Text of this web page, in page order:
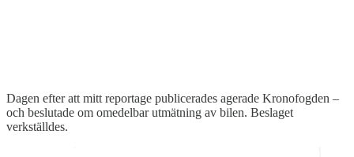
Dagen efter att mitt reportage publicerades agerade Kronofogden –
och beslutade om omedelbar utmätning av bilen. Beslaget
verkställdes.